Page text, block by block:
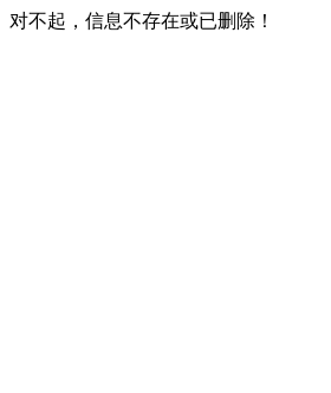
对不起，信息不存在或已删除！